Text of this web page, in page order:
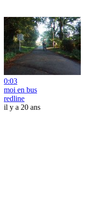
0:03
moi en bus
redline
il y a 20 ans